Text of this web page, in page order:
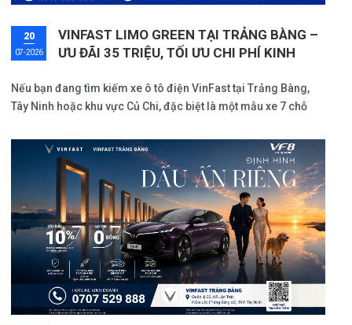
20
07-2026
VINFAST LIMO GREEN TẠI TRẢNG BÀNG –
ƯU ĐÃI 35 TRIỆU, TỐI ƯU CHI PHÍ KINH
Nếu bạn đang tìm kiếm xe ô tô điện VinFast tại Trảng Bàng,
Tây Ninh hoặc khu vực Củ Chi, đặc biệt là một mẫu xe 7 chỗ
phục vụ nhu cầu di chuyển thường xuyên, VinFast Limo Green
là một trong những lựa chọn đáng cân nhắc trong tháng